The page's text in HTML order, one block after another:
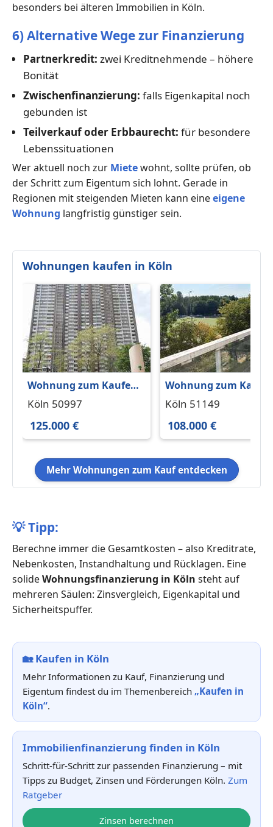
besonders bei älteren Immobilien in Köln.
6) Alternative Wege zur Finanzierung
Partnerkredit: zwei Kreditnehmende – höhere
Bonität
Zwischenfinanzierung: falls Eigenkapital noch
gebunden ist
Teilverkauf oder Erbbaurecht: für besondere
Lebenssituationen
Wer aktuell noch zur Mietewohnt, sollte prüfen, ob
der Schritt zum Eigentum sich lohnt. Gerade in
Regionen mit steigenden Mieten kann eineeigene
Wohnung langfristig günstiger sein.
Wohnungen kaufen in Köln
Wohnung zum Kaufen
in Köln 125.000 € 82.7
Köln 50997
125.000 €
Wohnung zum
in Köln 108.000 € 27
Köln 51149
108.000 €
Mehr Wohnungen zum Kauf entdecken
💡Tipp:
Berechne immer die Gesamtkosten – also Kreditrate,
Nebenkosten, Instandhaltung und Rücklagen. Eine
solideWohnungsfinanzierung in Köln steht auf
mehreren Säulen: Zinsvergleich, Eigenkapital und
Sicherheitspuffer.
🏡Kaufen in Köln
Mehr Informationen zu Kauf, Finanzierung und
Eigentum findest du im Themenbereich „Kaufen in
Köln“.
Immobilienfinanzierung finden in Köln
Schritt-für-Schritt zur passenden Finanzierung – mit
Tipps zu Budget, Zinsen und Förderungen Köln. Zum
Ratgeber
Zinsen berechnen